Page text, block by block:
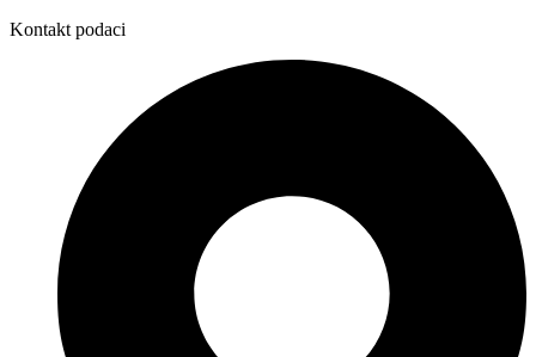
Kontakt podaci